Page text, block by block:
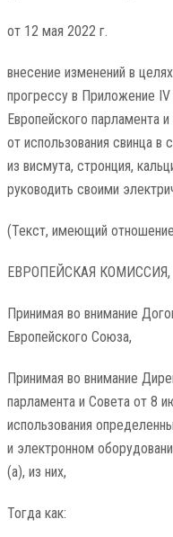
от 12 мая 2022 г.
внесение изменений в
прогрессу в Приложение
Европейского парламента
от использования свинца в
из висмута, стронция,
руководить своими
(Текст, имеющий
ЕВРОПЕЙСКАЯ КОМИССИЯ,
Принимая во внимание
Европейского Союза,
Принимая во внимание
парламента и Совета от 8
использования
и электронном
(а), из них,
Тогда как: